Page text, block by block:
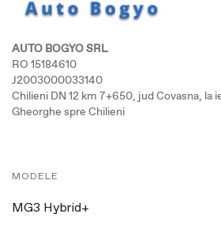
AUTO BOGYO SRL
RO 15184610
J2003000033140
Chilieni DN 12 km 7+650, jud Covasna, la
Gheorghe spre Chilieni
MODELE
MG3 Hybrid+